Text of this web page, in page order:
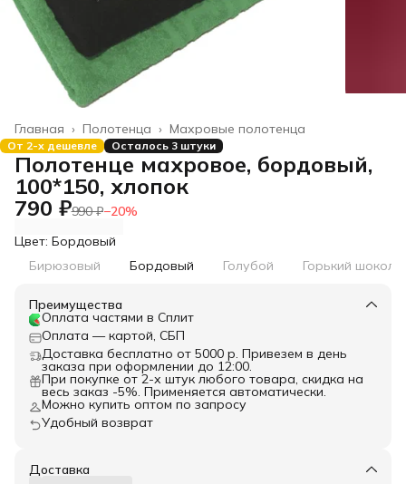
Махровые полотенца
Полотенца ›
Главная ›
От 2-х дешевле Осталось 3 штуки
Полотенце махровое, бордовый,
100*150, хлопок
790 ₽990 ₽−20%
Цвет: Бордовый
Бирюзовый
Бордовый Голубой Горький
Преимущества
Оплата частями в Сплит
Оплата — картой, СБП
Доставка бесплатно от 5000 р. Привезем в день
заказа при оформлении до 12:00.
При покупке от 2-х штук любого товара, скидка на
весь заказ -5%. Применяется автоматически.
Можно купить оптом по запросу
Удобный возврат
Доставка